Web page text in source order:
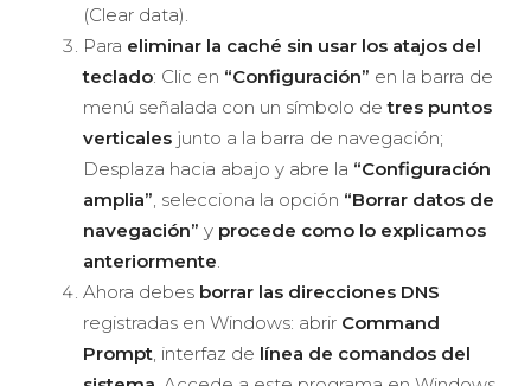
(Clear data).
Para eliminar la caché sin usar los atajos del
teclado: Clic en “Configuración” en la barra de
menú señalada con un símbolo detres puntos
verticales junto a la barra de navegación;
Desplaza hacia abajo y abre la “Configuración
amplia”, selecciona la opción “Borrar datos de
navegación” y procede como lo explicamos
anteriormente.
Ahora debes borrar las direcciones DNS
registradas en Windows: abrir Command
Prompt, interfaz de línea de comandos del